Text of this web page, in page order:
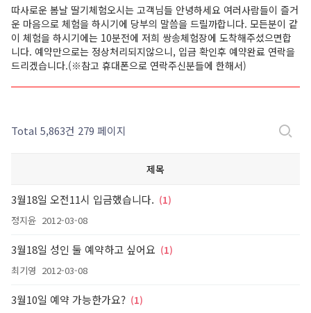
따사로운 봄날 딸기체험오시는 고객님들 안녕하세요 여러사람들이 즐거
운 마음으로 체험을 하시기에 당부의 말씀을 드릴까합니다. 모든분이 같
이 체험을 하시기에는 10분전에 저희 쌍송체험장에 도착해주셨으면합
니다. 예약만으로는 정상처리되지않으니, 입금 확인후 예약완료 연락을
드리겠습니다.(※참고 휴대폰으로 연락주신분들에 한해서)
Total 5,863건 279 페이지
제목
3월18일 오전11시 입금했습니다. (1)
정지윤 2012-03-08
3월18일 성인 둘 예약하고 싶어요 (1)
최기영 2012-03-08
3월10일 예약 가능한가요? (1)